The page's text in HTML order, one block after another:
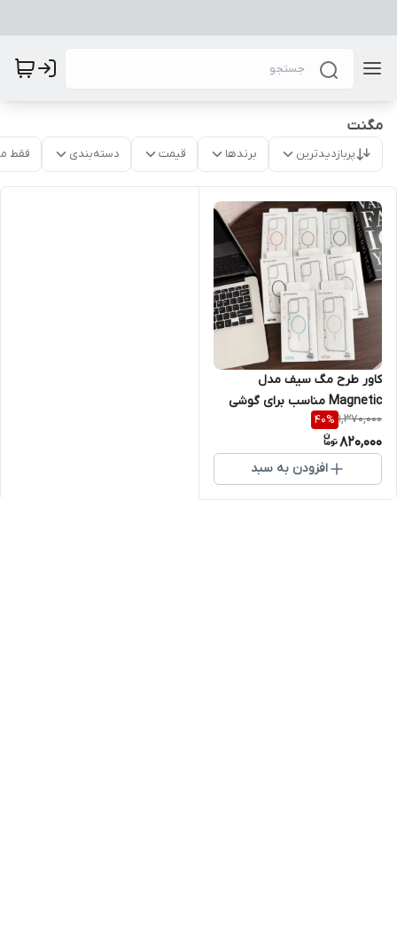
مگنت
پربازدیدترین برندها قیمت دسته‌بندی فقط
کاور طرح مگ سیف مدل
Magnetic مناسب برای گوشی
موبایل سامسونگ Galaxy A56
1,370,000
40%
820,000
افزودن به سبد